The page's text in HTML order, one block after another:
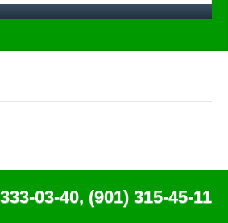
03-40, (901) 315-45-11